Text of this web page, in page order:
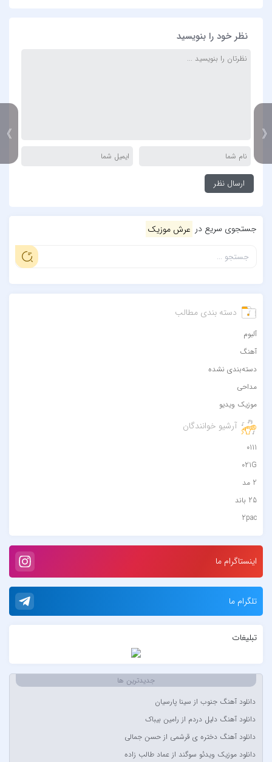
نظر خود را بنویسید
جستجوی سریع در عرش موزیک
دسته بندی مطالب
آلبوم
آهنگ
دسته‌بندی نشده
مداحی
موزیک ویدیو
آرشیو خوانندگان
0111
021G
2 مد
25 باند
2pac
ABEGI
Afra
Ahmadreza Habibiyan
Alexandra Stan
اینستاگرام ما
تلگرام ما
تبلیغات
جدیدترین ها
دانلود آهنگ جنوب از سینا پارسیان
دانلود آهنگ دلیل دردم از رامین بیباک
دانلود آهنگ دختره ی قرشمی از حسن جمالی
دانلود موزیک ویدئو سوگند از عماد طالب زاده
》